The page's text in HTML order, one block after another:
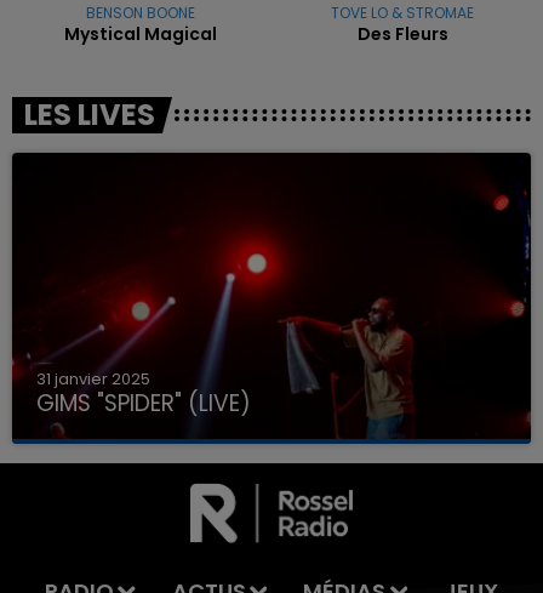
BENSON BOONE
Mystical Magical
TOVE LO & STROMAE
Des Fleurs
LES LIVES
31 janvier 2025
GIMS "SPIDER" (LIVE)